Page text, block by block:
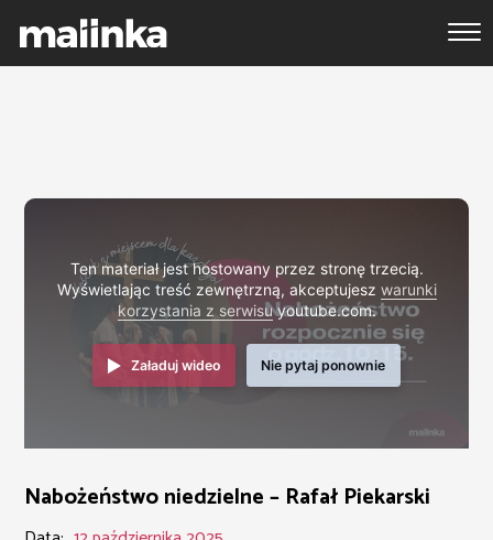
Ten materiał jest hostowany przez stronę trzecią.
Wyświetlając treść zewnętrzną, akceptujesz warunki
korzystania z serwisuyoutube.com.
Załaduj wideo Nie pytaj ponownie
Nabożeństwo niedzielne – Rafał Piekarski